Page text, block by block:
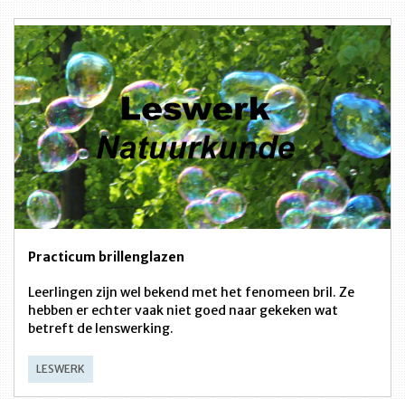
Practicum brillenglazen
Leerlingen zijn wel bekend met het fenomeen bril. Ze
hebben er echter vaak niet goed naar gekeken wat
betreft de lenswerking.
LESWERK